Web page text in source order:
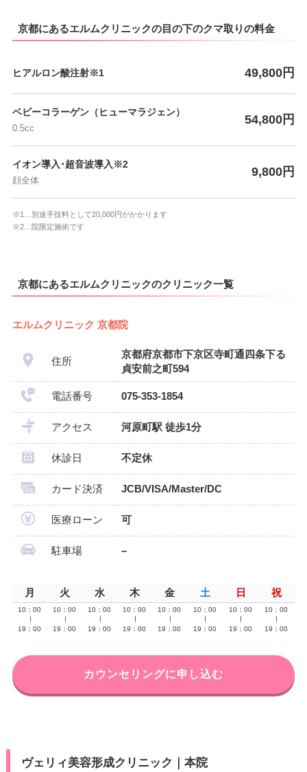
京都にあるエルムクリニックの目の下のクマ取りの料金
ヒアルロン酸注射※1 49,800円
ベビーコラーゲン（ヒューマラジェン）
0.5cc
54,800円
イオン導入･超音波導入※2
顔全体
9,800円
※1…別途手技料として20,000円がかかります
※2…院限定施術です
京都にあるエルムクリニックのクリニック一覧
エルムクリニック 京都院
住所
京都府京都市下京区寺町通四条下る
貞安前之町594
電話番号 075-353-1854
アクセス 河原町駅 徒歩1分
休診日 不定休
カード決済 JCB/VISA/Master/DC
医療ローン 可
駐車場 –
月 火 水 木 金 土 日 祝
10：00
19：00
10：00
19：00
10：00
19：00
10：00
19：00
10：00
19：00
10：00
19：00
10：00
19：00
10：00
19：00
カウンセリングに申し込む
ヴェリィ美容形成クリニック｜本院